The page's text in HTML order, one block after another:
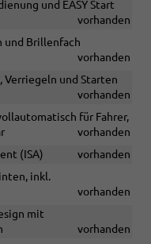
und EASY Start
vorhanden
und Brillenfach
vorhanden
Verriegeln und Starten
vorhanden
für Fahrer,
vorhanden
(ISA)
vorhanden
inkl.
vorhanden
mit
vorhanden